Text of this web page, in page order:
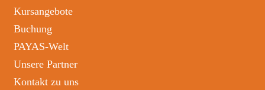
Kursangebote
Buchung
PAYAS-Welt
Unsere Partner
Kontakt zu uns